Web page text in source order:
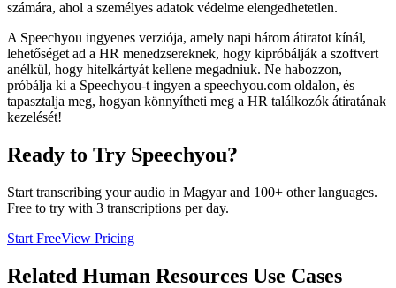
számára, ahol a személyes adatok védelme elengedhetetlen.
A Speechyou ingyenes verziója, amely napi három átiratot kínál,
lehetőséget ad a HR menedzsereknek, hogy kipróbálják a szoftvert
anélkül, hogy hitelkártyát kellene megadniuk. Ne habozzon,
próbálja ki a Speechyou-t ingyen a speechyou.com oldalon, és
tapasztalja meg, hogyan könnyítheti meg a HR találkozók átiratának
kezelését!
Ready to Try Speechyou?
Start transcribing your audio in Magyarand 100+ other languages.
Free to try with 3 transcriptions per day.
Start FreeView Pricing
Related Human Resources Use Cases